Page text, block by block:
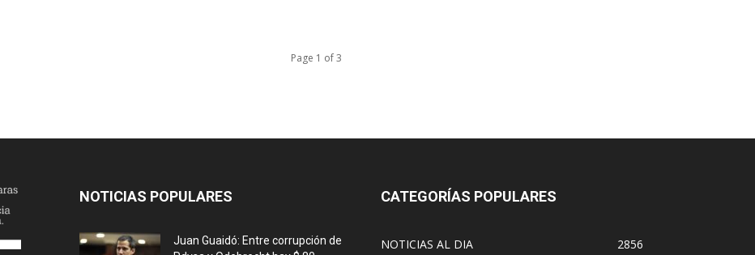
Page 1 of 3
NOTICIAS POPULARES
Juan Guaidó: Entre corrupción de
CATEGORÍAS POPULARES
NOTICIAS AL DIA 2856